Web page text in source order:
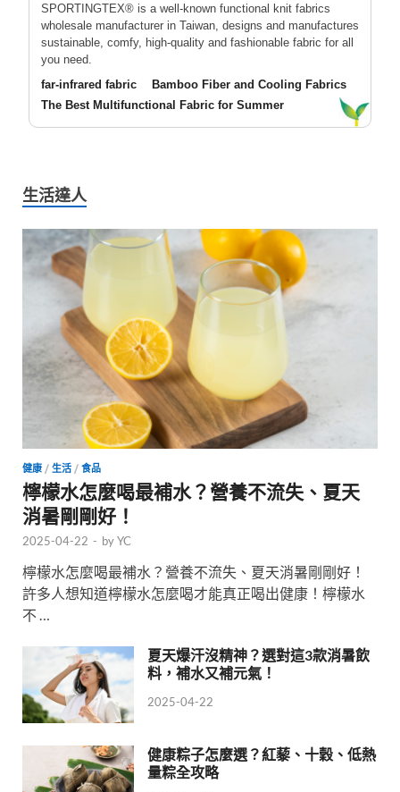
SPORTINGTEX® is a well-known functional knit fabrics
wholesale manufacturer in Taiwan, designs and manufactures
sustainable, comfy, high-quality and fashionable fabric for all
you need.
far-infrared fabric
Bamboo Fiber and Cooling Fabrics
The Best Multifunctional Fabric for Summer
生活達人
健康 / 生活 / 食品
檸檬水怎麼喝最補水？營養不流失、夏天
消暑剛剛好！
2025-04-22 - byYC
檸檬水怎麼喝最補水？營養不流失、夏天消暑剛剛好！
許多人想知道檸檬水怎麼喝才能真正喝出健康！檸檬水
不 …
夏天爆汗沒精神？選對這3款消暑飲
料，補水又補元氣！
2025-04-22
健康粽子怎麼選？紅藜、十穀、低熱
量粽全攻略